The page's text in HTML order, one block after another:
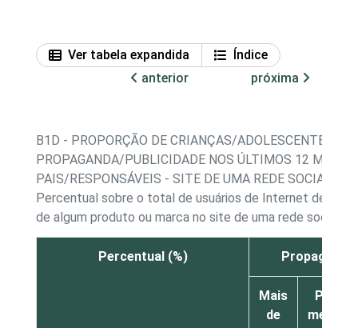
Ver tabela expandida
Índice
anterior
próxima
B1D - PROPORÇÃO DE CRIANÇAS/ADOLESCENTES,
PROPAGANDA/PUBLICIDADE NOS ÚLTIMOS 12
PAIS/RESPONSÁVEIS - SITE DE UMA REDE SOCIAL
Percentual sobre o total de usuários de Internet de 9 a
de algum produto ou marca no site de uma rede social¹
Percentual (%)
Mais
de
Pelo
menos